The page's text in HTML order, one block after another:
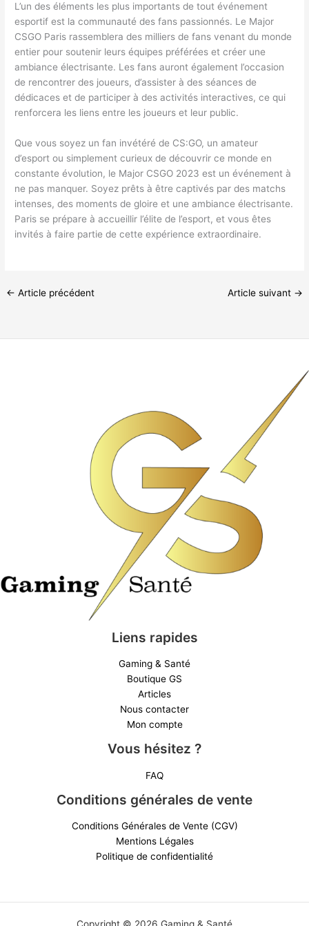
L’un des éléments les plus importants de tout événement
esportif est la communauté des fans passionnés. Le Major
CSGO Paris rassemblera des milliers de fans venant du monde
entier pour soutenir leurs équipes préférées et créer une
ambiance électrisante. Les fans auront également l’occasion
de rencontrer des joueurs, d’assister à des séances de
dédicaces et de participer à des activités interactives, ce qui
renforcera les liens entre les joueurs et leur public.
Que vous soyez un fan invétéré de CS:GO, un amateur
d’esport ou simplement curieux de découvrir ce monde en
constante évolution, le Major CSGO 2023 est un événement à
ne pas manquer. Soyez prêts à être captivés par des matchs
intenses, des moments de gloire et une ambiance électrisante.
Paris se prépare à accueillir l’élite de l’esport, et vous êtes
invités à faire partie de cette expérience extraordinaire.
← Article précédent Article suivant →
Liens rapides
Gaming & Santé
Boutique GS
Articles
Nous contacter
Mon compte
Vous hésitez ?
FAQ
Conditions générales de vente
Conditions Générales de Vente (CGV)
Mentions Légales
Politique de confidentialité